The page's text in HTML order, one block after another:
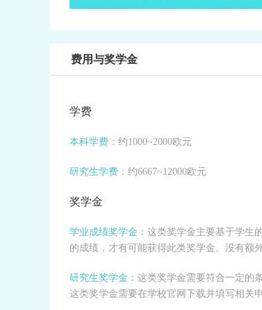
费用与奖学金
学费
本科学费： 约1000~2000欧元
研究生学费： 约6667~12000欧元
奖学金
学业成绩奖学金： 这类奖学金主要基于学生
的成绩，才有可能获得此类奖学金。没有额
研究生奖学金： 这类奖学金需要符合一定的
这类奖学金需要在学校官网下载并填写相关